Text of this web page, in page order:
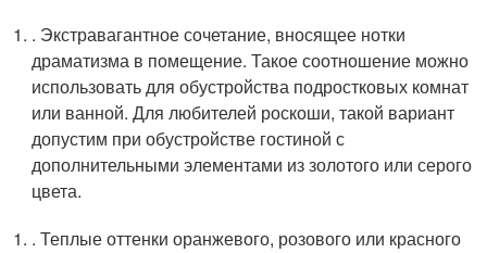
. Экстравагантное сочетание, вносящее нотки
драматизма в помещение. Такое соотношение можно
использовать для обустройства подростковых комнат
или ванной. Для любителей роскоши, такой вариант
допустим при обустройстве гостиной с
дополнительными элементами из золотого или серого
цвета.
. Теплые оттенки оранжевого, розового или красного